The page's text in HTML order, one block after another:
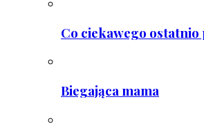
Co ciekawego ostatnio
Biegająca mama